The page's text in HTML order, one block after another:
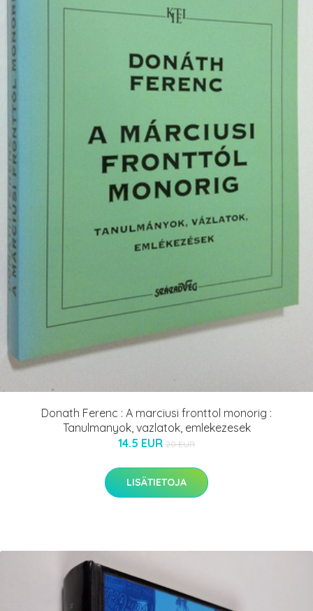
Donath Ferenc : A marciusi fronttol monorig :
Tanulmanyok, vazlatok, emlekezesek
14.5 EUR 20 EUR
LISÄTIETOJA